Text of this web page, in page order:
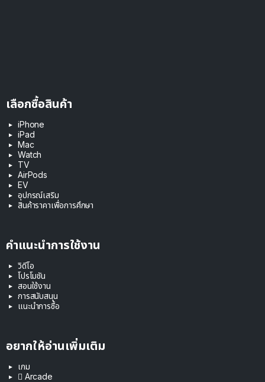
เลือกซื้อสินค้า
iPhone
iPad
Mac
Watch
TV
AirPods
EV
อุปกรณ์เสริม
สินค้าราคาเพื่อการศึกษา
คำแนะนำการใช้งาน
วิดีโอ
โปรโมชัน
สอนใช้งาน
การสนับสนุน
แนะนำการซื้อ
อยากให้อ่านเพิ่มเติม
เกม
 Arcade